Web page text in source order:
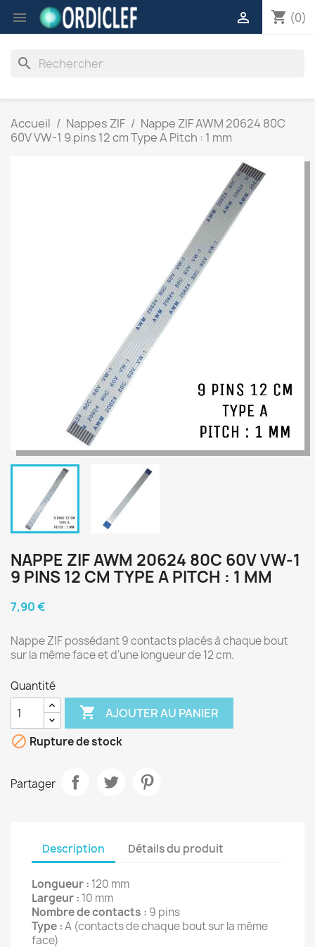
 shopping_cart (0)

search
Accueil Nappes ZIF
Nappe ZIF AWM 20624 80C
60V VW-1 9 pins 12 cm Type A Pitch : 1 mm
NAPPE ZIF AWM 20624 80C 60V VW-1
9 PINS 12 CM TYPE A PITCH : 1 MM
7,90 €
Nappe ZIF possédant 9 contacts placés à chaque bout
sur la même face et d'une longueur de 12 cm.
Quantité
 AJOUTER AU PANIER
 Rupture de stock
Partager
Description Détails du produit
Longueur : 120 mm
Largeur : 10 mm
Nombre de contacts : 9 pins
Type :A (contacts de chaque bout sur la même
face)